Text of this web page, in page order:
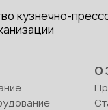
кузнечно-
О